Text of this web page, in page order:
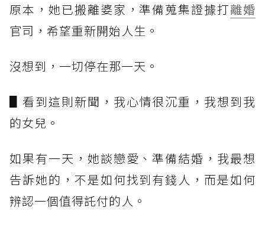
原本，她已搬離婆家，準備蒐集證據打離婚
官司，希望重新開始人生。
沒想到，一切停在那一天。
▋看到這則新聞，我心情很沉重，我想到我
的女兒。
如果有一天，她談戀愛、準備結婚，我最想
告訴她的，不是如何找到有錢人，而是如何
辨認一個值得託付的人。